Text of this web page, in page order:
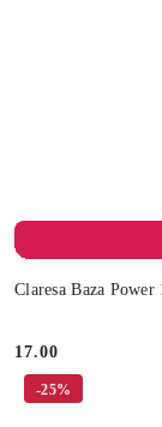
Claresa Baza Power
Cena:
17.00
-25%